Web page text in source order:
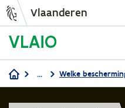
Vlaanderen
Kruimelpad
... Welke